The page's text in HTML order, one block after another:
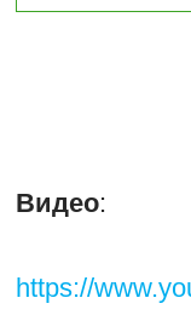
Видео:
https://